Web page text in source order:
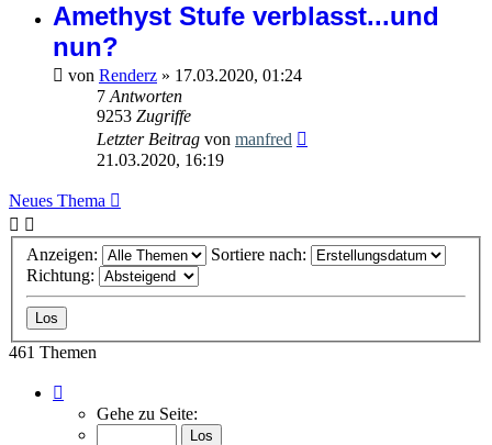
Amethyst Stufe verblasst...und
nun?
von Renderz » 17.03.2020, 01:24
7 Antworten
9253 Zugriffe
Letzter Beitrag von manfred
21.03.2020, 16:19
Neues Thema
Anzeigen:
Sortiere nach:
Richtung:
461 Themen
von
Gehe zu Seite: